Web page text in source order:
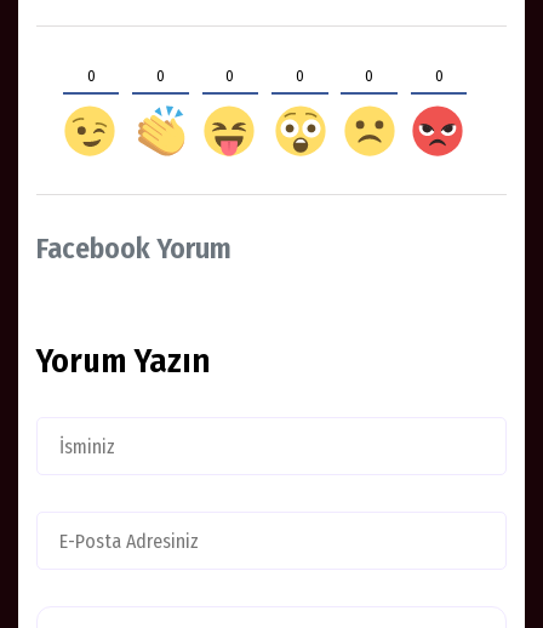
0 0 0 0 0 0
Facebook Yorum
Yorum Yazın